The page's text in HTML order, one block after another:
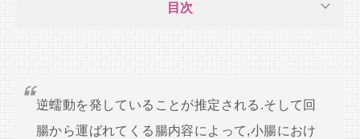
目次
逆蠕動を発していることが推定される.そして回
腸から運ばれてくる腸内容によって,小腸におけ